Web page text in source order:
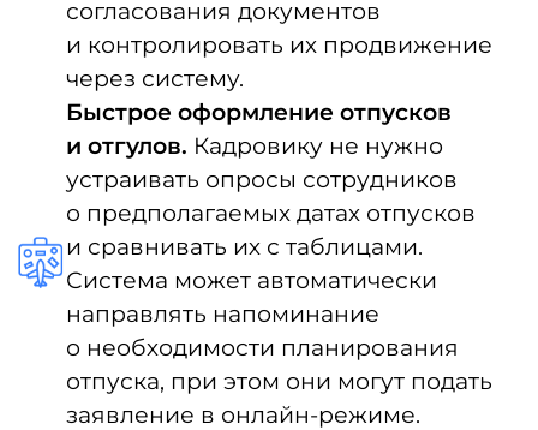
выбрать систему кадрового ЭДО
с размещением на собственных
серверах. И тогда персональные
данные ваших сотрудников и весь
архив кадровых документов будет
храниться безопасно on-premise.
При этом в некоторых системах
вы сможете настроить доступы
к определенным документам
только избранным сотрудникам,
к примеру, кадровым
специалистам и руководителям.
Обмен документов по email или
в мессенджерах не является частью